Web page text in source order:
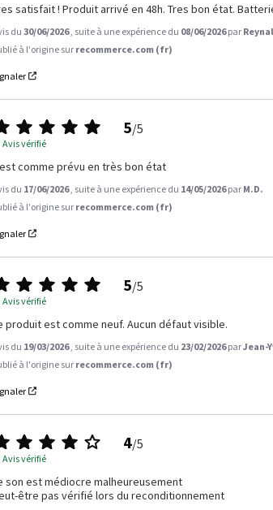
satisfait ! Produit arrivé en 48h. Tres bon état.
du30/06/2026 , suite à une expérience du 08/06/2026par
à l'origine sur recommerce.com (fr)
5/5
Avis vérifié
comme prévu en très bon état
du 17/06/2026 , suite à une expérience du 14/05/2026par M.D.
à l'origine sur recommerce.com (fr)
5/5
Avis vérifié
produit est comme neuf. Aucun défaut visible.
du 19/03/2026 , suite à une expérience du 23/02/2026parJean-
à l'origine sur recommerce.com (fr)
4/5
Avis vérifié
son est médiocre malheureusement
être pas vérifié lors du reconditionnement